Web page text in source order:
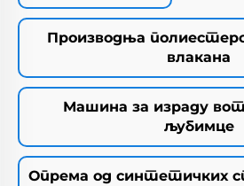
Производња
влакана
Машина за израду
љубимце
Опрема од синтетичких